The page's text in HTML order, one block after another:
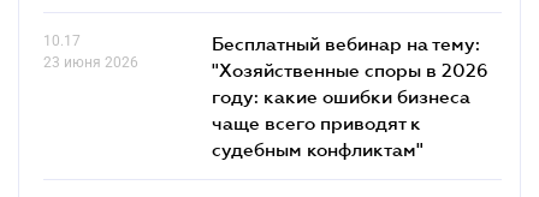
10.17
23 июня 2026
Бесплатный вебинар на тему:
"Хозяйственные споры в 2026
году: какие ошибки бизнеса
чаще всего приводят к
судебным конфликтам"